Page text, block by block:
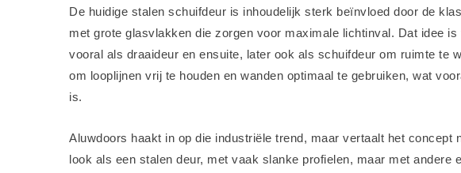
De huidige stalen schuifdeur is inhoudelijk sterk beïnvloed door de
met grote glasvlakken die zorgen voor maximale lichtinval. Dat idee
vooral als draaideur en ensuite, later ook als schuifdeur om ruimte te
om looplijnen vrij te houden en wanden optimaal te gebruiken, wat
is.
Aluwdoors haakt in op die industriële trend, maar vertaalt het concept
look als een stalen deur, met vaak slanke profielen, maar met andere